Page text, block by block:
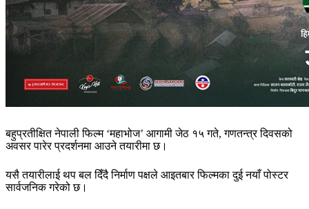
बहुप्रतीक्षित नेपाली फिल्म ‘महाभोज’ आगामी जेठ १५ गते, गणतन्त्र दिवसको
अवसर पारेर प्रदर्शनमा आउने तयारीमा छ।
यसै तयारीलाई थप बल दिँदै निर्माण पक्षले आइतबार फिल्मका दुई नयाँ पोस्टर
सार्वजनिक गरेको छ।